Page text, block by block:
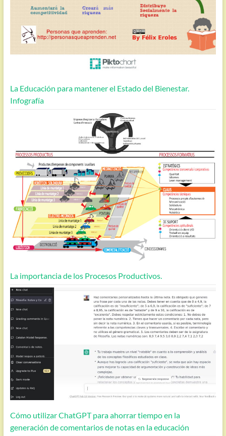
La Educación para mantener el Estado del Bienestar.
Infografía
La importancia de los Procesos Productivos.
Cómo utilizar ChatGPT para ahorrar tiempo en la
generación de comentarios de notas en la educación